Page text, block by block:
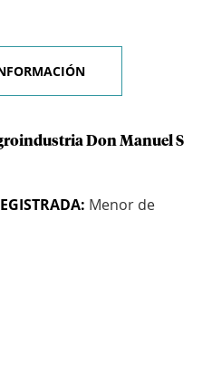
Don Manuel S
Menor de